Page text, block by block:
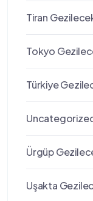
Tiran
Tokyo
Türkiye
Ürgüp
Uşakta